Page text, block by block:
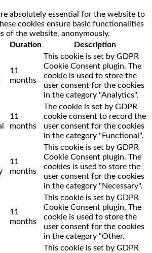
absolutely essential for the website to
cookies ensure basic functionalities
of the website, anonymously.
Duration Description
11
months
This cookie is set by GDPR
Cookie Consent plugin. The
cookie is used to store the
user consent for the cookies
in the category "Analytics".
11
months
The cookie is set by GDPR
cookie consent to record the
user consent for the cookies
in the category "Functional".
11
months
This cookie is set by GDPR
Cookie Consent plugin. The
cookies is used to store the
user consent for the cookies
in the category "Necessary".
11
months
This cookie is set by GDPR
Cookie Consent plugin. The
cookie is used to store the
user consent for the cookies
in the category "Other.
This cookie is set by GDPR